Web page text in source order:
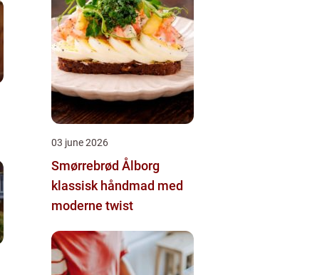
03 june 2026
Smørrebrød Ålborg
klassisk håndmad med
moderne twist